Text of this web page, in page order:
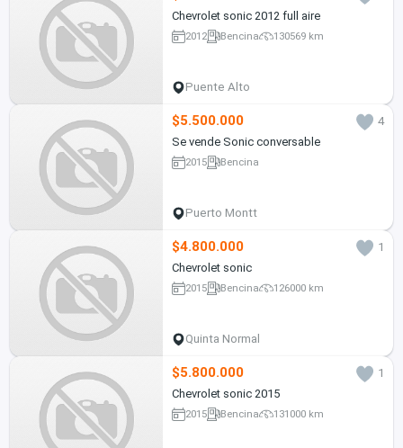
Chevrolet sonic 2012 full aire
2012 Bencina 130569 km
Puente Alto
$5.500.000
4
Se vende Sonic conversable
2015 Bencina
Puerto Montt
$4.800.000
1
Chevrolet sonic
2015 Bencina 126000 km
Quinta Normal
$5.800.000
1
Chevrolet sonic 2015
2015 Bencina 131000 km